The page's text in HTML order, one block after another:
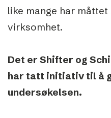
like mange har
virksomhet.
Det er Shifter og
har tatt initiativ til å
undersøkelsen.